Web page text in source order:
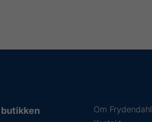
Om Frydendahl